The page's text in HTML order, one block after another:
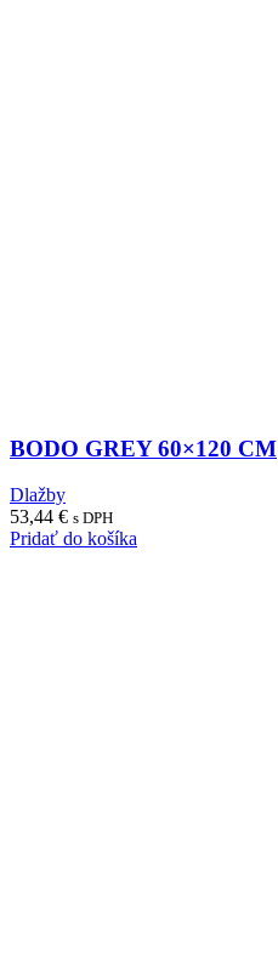
BODO GREY 60×120 CM
Dlažby
53,44 € s DPH
Pridať do košíka